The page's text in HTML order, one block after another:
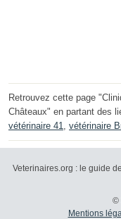
Retrouvez cette page
Châteaux" en partant des
vétérinaire 41
vétérinaire
Veterinaires.org : le guide
©
Mentions